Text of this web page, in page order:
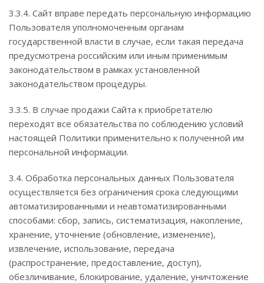
3.3.4. Сайт вправе передать персональную информацию
Пользователя уполномоченным органам
государственной власти в случае, если такая передача
предусмотрена российским или иным применимым
законодательством в рамках установленной
законодательством процедуры.
3.3.5. В случае продажи Сайта к приобретателю
переходят все обязательства по соблюдению условий
настоящей Политики применительно к полученной им
персональной информации.
3.4. Обработка персональных данных Пользователя
осуществляется без ограничения срока следующими
автоматизированными и неавтоматизированными
способами: сбор, запись, систематизация, накопление,
хранение, уточнение (обновление, изменение),
извлечение, использование, передача
(распространение, предоставление, доступ),
обезличивание, блокирование, удаление, уничтожение